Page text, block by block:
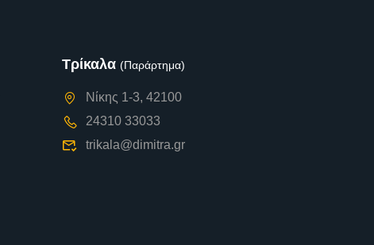
Τρίκαλα (Παράρτημα)
Νίκης 1-3, 42100
24310 33033
trikala@dimitra.gr